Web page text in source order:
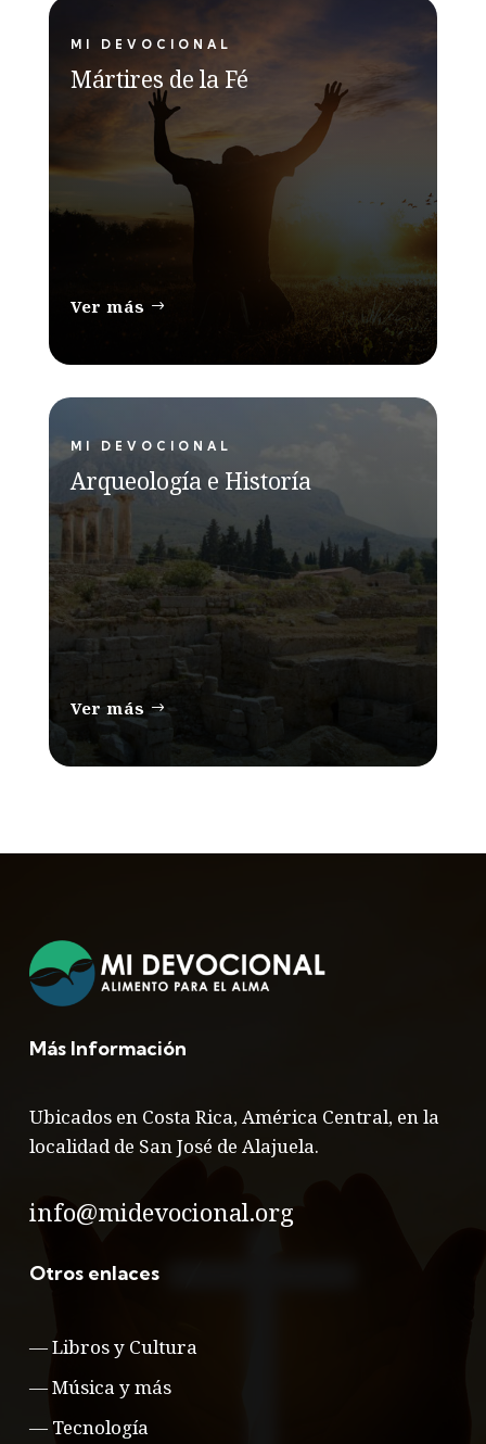
MI DEVOCIONAL
Mártires de la Fé
Ver más
MI DEVOCIONAL
Arqueología e Historía
Ver más
Más Información
Ubicados en Costa Rica, América Central, en la
localidad de San José de Alajuela.
info@midevocional.org
Otros enlaces
—Libros y Cultura
—Música y más
— Tecnología